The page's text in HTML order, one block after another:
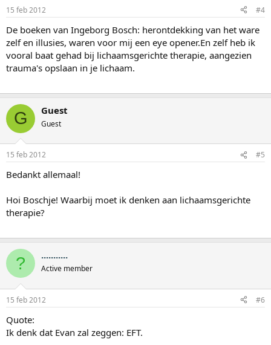
15 feb 2012 #4
De boeken van Ingeborg Bosch: herontdekking van het ware
zelf en illusies, waren voor mij een eye opener.En zelf heb ik
vooral baat gehad bij lichaamsgerichte therapie, aangezien
trauma's opslaan in je lichaam.
G Guest
Guest
15 feb 2012 #5
Bedankt allemaal!
Hoi Boschje! Waarbij moet ik denken aan lichaamsgerichte
therapie?
? ...........
Active member
15 feb 2012 #6
Quote:
Ik denk dat Evan zal zeggen: EFT.